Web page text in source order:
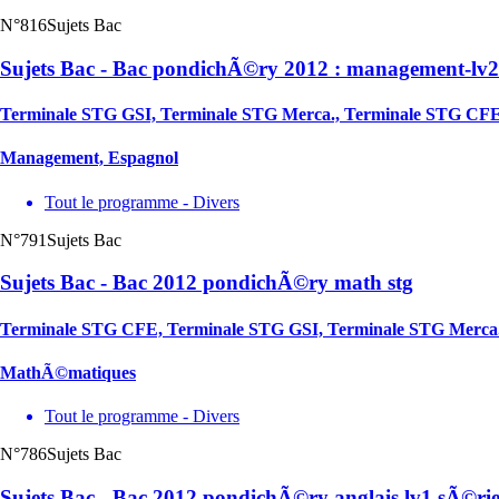
N°816Sujets Bac
Sujets Bac - Bac pondichÃ©ry 2012 : management-
Terminale STG GSI, Terminale STG Merca., Terminale STG
Management, Espagnol
Tout le programme - Divers
N°791 Sujets Bac
Sujets Bac - Bac 2012 pondichÃ©ry math stg
Terminale STG CFE, Terminale STG GSI, Terminale STG
MathÃ©matiques
Tout le programme - Divers
N°786Sujets Bac